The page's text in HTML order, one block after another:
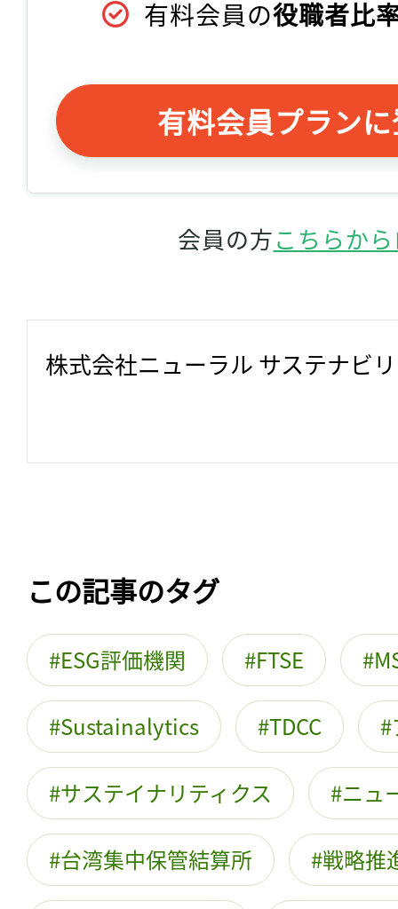
有料会員の役職者比
有料会員プラン
会員の方こちらか
株式会社ニューラル サステナビ
この記事のタグ
ESG評価機関 FTSE
Sustainalytics TDCC
サステイナリティクス ニュ
台湾集中保管結算所 戦略推